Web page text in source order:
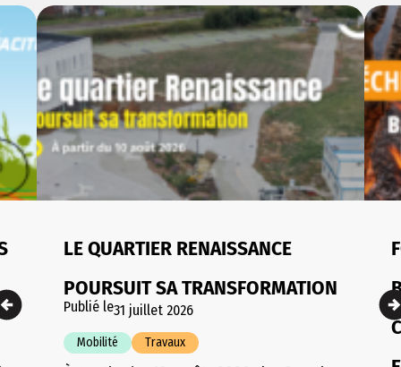
LE QUARTIER RENAISSANCE
POURSUIT SA TRANSFORMATION
Publié le31 juillet 2026
Mobilité Travaux